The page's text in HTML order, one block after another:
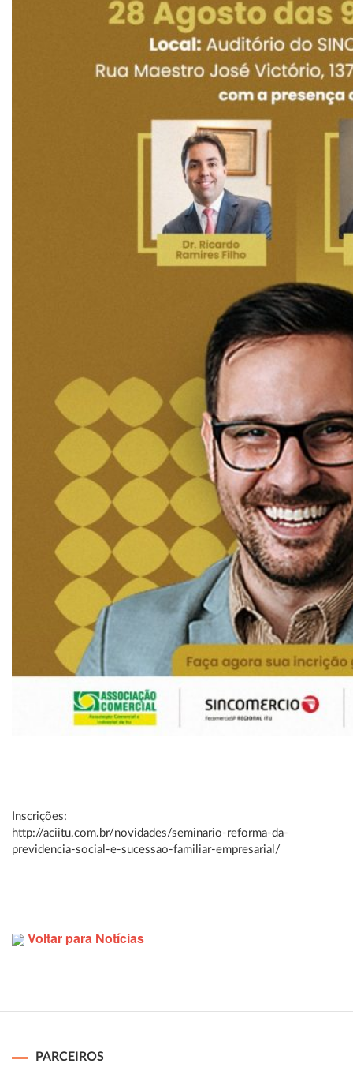
Inscrições:
http://aciitu.com.br/novidades/seminario-reforma-da-
previdencia-social-e-sucessao-familiar-empresarial/
Voltar para Notícias
PARCEIROS